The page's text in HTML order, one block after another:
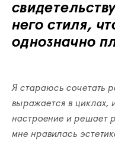
него стиля,
однозначно
Я стараюсь сочетать
выражается в циклах,
настроение и решает
мне нравилась